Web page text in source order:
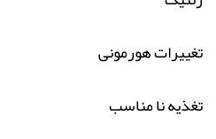
تغییرات هورمونی
تغذیه نا مناسب